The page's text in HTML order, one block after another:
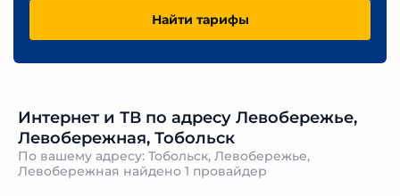
Найти тарифы
Интернет и ТВ по адресу Левобережье,
Левобережная, Тобольск
По вашему адресу: Тобольск, Левобережье,
Левобережная найдено 1 провайдер